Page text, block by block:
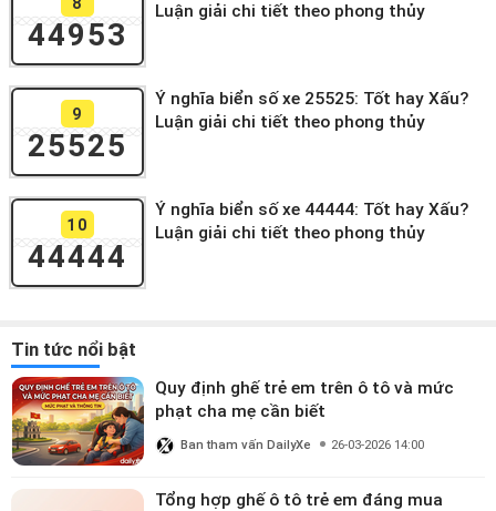
44953
Luận giải chi tiết theo phong thủy
9
25525
Ý nghĩa biển số xe 25525: Tốt hay Xấu?
Luận giải chi tiết theo phong thủy
10
44444
Ý nghĩa biển số xe 44444: Tốt hay Xấu?
Luận giải chi tiết theo phong thủy
Tin tức nổi bật
Quy định ghế trẻ em trên ô tô và mức
phạt cha mẹ cần biết
Ban tham vấn DailyXe 26-03-2026 14:00
Tổng hợp ghế ô tô trẻ em đáng mua